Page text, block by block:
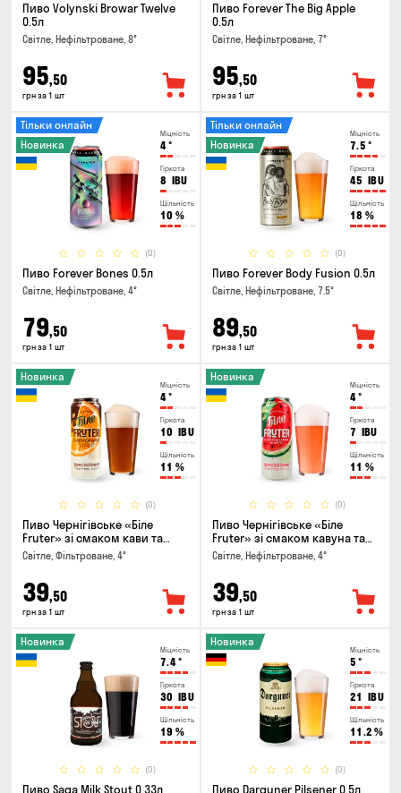
Пиво Volynski Browar Twelve
0.5л
Світле, Нефільтроване, 8°
95,50
грн за 1 шт
Пиво Forever The Big Apple
0.5л
Світле, Нефільтроване, 7°
95,50
грн за 1 шт
Міцність
4°
Гіркота
8 IBU
Щільність
10 %
(0)
Тільки онлайн
Новинка
Пиво Forever Bones 0.5л
Світле, Нефільтроване, 4°
79,50
грн за 1 шт
Міцність
7.5 °
Гіркота
45 IBU
Щільність
18 %
(0)
Тільки онлайн
Новинка
Пиво Forever Body Fusion 0.5л
Світле, Нефільтроване, 7.5°
89,50
грн за 1 шт
Міцність
4°
Гіркота
10 IBU
Щільність
11 %
(0)
Новинка
Пиво Чернігівське «Біле
Fruter» зі смаком кави та
апельсину 0.5л
Світле, Фільтроване, 4°
39,50
грн за 1 шт
Міцність
4°
Гіркота
7 IBU
Щільність
11 %
(0)
Новинка
Пиво Чернігівське «Біле
Fruter» зі смаком кавуна та
м'яти 0.5л
Світле, Нефільтроване, 4°
39,50
грн за 1 шт
Міцність
7.4°
Гіркота
30 IBU
Щільність
19 %
(0)
Новинка
Пиво Saga Milk Stout 0.33л
Міцність
5 °
Гіркота
21 IBU
Щільність
11.2 %
(0)
Новинка
Пиво Darguner Pilsener 0.5л